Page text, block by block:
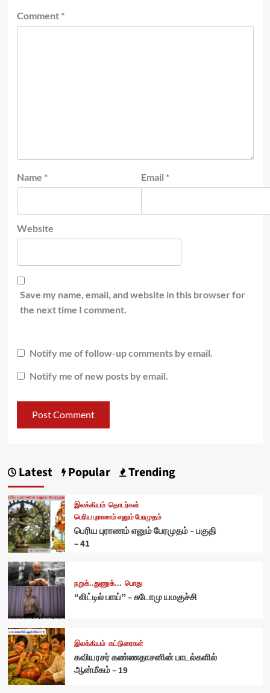
Comment *
Name * Email *
Website
Save my name, email, and website in this browser for
the next time I comment.
Notify me of follow-up comments by email.
Notify me of new posts by email.
Latest Popular Trending
இலக்கியம் தொடர்கள்
பெரிய புராணம் எனும் பேரமுதம்
பெரிய புராணம் எனும் பேரமுதம் – பகுதி
– 41
நறுக்..துணுக்... பொது
“லிட்டில் பாய்” – சுடோமு யமகுச்சி
இலக்கியம் கட்டுரைகள்
கவியரசர் கண்ணதாசனின் பாடல்களில்
ஆன்மீகம் – 19